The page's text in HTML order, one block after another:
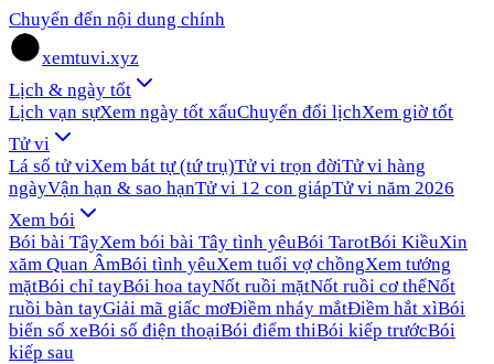
Chuyển đến nội dung chính
xemtuvi.xyz
Lịch & ngày tốt
Lịch vạn sựXem ngày tốt xấuChuyển đổi lịchXem giờ tốt
Tử vi
Lá số tử viXem bát tự (tứ trụ)Tử vi trọn đờiTử vi hàng
ngàyVận hạn & sao hạnTử vi 12 con giápTử vi năm 2026
Xem bói
Bói bài TâyXem bói bài Tây tình yêuBói TarotBói KiềuXin
xăm Quan ÂmBói tình yêuXem tuổi vợ chồngXem tướng
mặtBói chỉ tayBói hoa tayNốt ruồi mặtNốt ruồi cơ thểNốt
ruồi bàn tayGiải mã giấc mơĐiềm nháy mắtĐiềm hắt xìBói
biển số xeBói số điện thoạiBói điểm thiBói kiếp trướcBói
kiếp sau